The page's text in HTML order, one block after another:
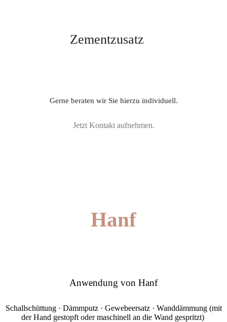
Zementzusatz
Gerne beraten wir Sie hierzu individuell.
Jetzt Kontakt aufnehmen.
Hanf
Anwendung von Hanf
Schallschüttung · Dämmputz · Gewebeersatz · Wanddämmung (mit
der Hand gestopft oder maschinell an die Wand gespritzt)